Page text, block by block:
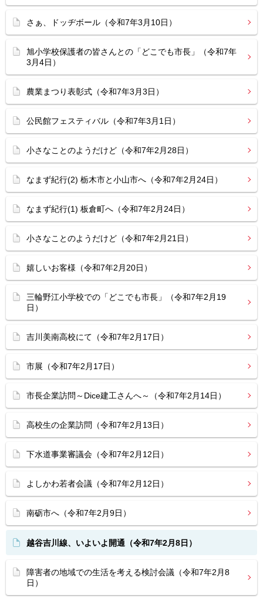
さぁ、ドッヂボール（令和7年3月10日）
旭小学校保護者の皆さんとの「どこでも市長」（令和7年
3月4日）
農業まつり表彰式（令和7年3月3日）
公民館フェスティバル（令和7年3月1日）
小さなことのようだけど（令和7年2月28日）
なまず紀行(2) 栃木市と小山市へ（令和7年2月24日）
なまず紀行(1) 板倉町へ（令和7年2月24日）
小さなことのようだけど（令和7年2月21日）
嬉しいお客様（令和7年2月20日）
三輪野江小学校での「どこでも市長」（令和7年2月19
日）
吉川美南高校にて（令和7年2月17日）
市展（令和7年2月17日）
市長企業訪問～Dice建工さんへ～（令和7年2月14日）
高校生の企業訪問（令和7年2月13日）
下水道事業審議会（令和7年2月12日）
よしかわ若者会議（令和7年2月12日）
南砺市へ（令和7年2月9日）
越谷吉川線、いよいよ開通（令和7年2月8日）
障害者の地域での生活を考える検討会議（令和7年2月8
日）